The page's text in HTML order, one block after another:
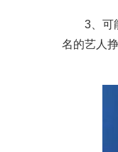
3、可
名的艺人